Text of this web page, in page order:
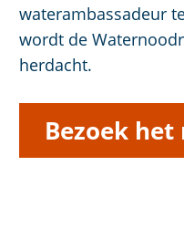
waterambassadeur
wordt de
herdacht.
Bezoek